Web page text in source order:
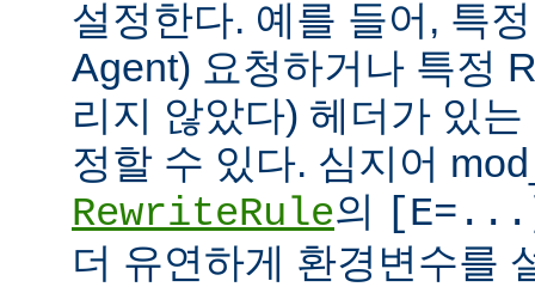
설정한다. 예를 들어, 특
Agent) 요청하거나 특정
리지 않았다) 헤더가 있
정할 수 있다. 심지어
RewriteRule의
더 유연하게 환경변수를